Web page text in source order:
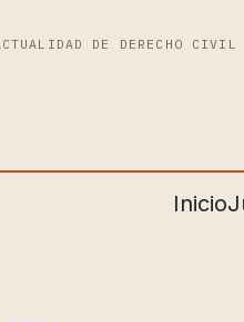
DE DERECHO CIVIL
Inicio